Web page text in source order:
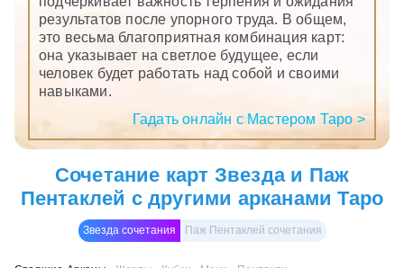
результатов после упорного труда. В общем,
это весьма благоприятная комбинация карт:
она указывает на светлое будущее, если
человек будет работать над собой и своими
навыками.
Гадать онлайн с Мастером Таро >
Сочетание карт Звезда и Паж
Пентаклей с другими арканами Таро
Звезда сочетания Паж Пентаклей сочетания